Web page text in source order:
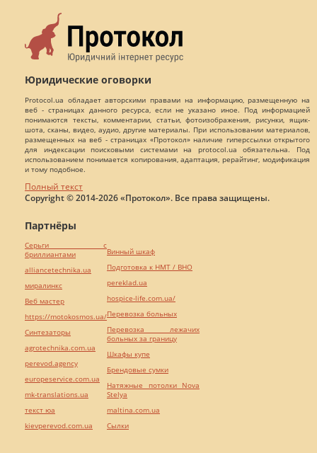
Юридические оговорки
Protocol.ua обладает авторскими правами на информацию, размещенную на
веб - страницах данного ресурса, если не указано иное. Под информацией
понимаются тексты, комментарии, статьи, фотоизображения, рисунки, ящик-
шота, сканы, видео, аудио, другие материалы. При использовании материалов,
размещенных на веб - страницах «Протокол» наличие гиперссылки открытого
для индексации поисковыми системами на protocol.ua обязательна. Под
использованием понимается копирования, адаптация, рерайтинг, модификация
и тому подобное.
Полный текст
Copyright © 2014-2026 «Протокол». Все права защищены.
Партнёры
Серьги с
бриллиантами
alliancetechnika.ua
миралинкс
Веб мастер
https://motokosmos.ua/
Синтезаторы
agrotechnika.com.ua
perevod.agency
europeservice.com.ua
mk-translations.ua
текст юа
kievperevod.com.ua
Винный шкаф
Подготовка к НМТ / ВНО
pereklad.ua
hospice-life.com.ua/
Перевозка больных
Перевозка лежачих
больных за границу
Шкафы купе
Брендовые сумки
Натяжные потолки Nova
Stelya
maltina.com.ua
Cылки